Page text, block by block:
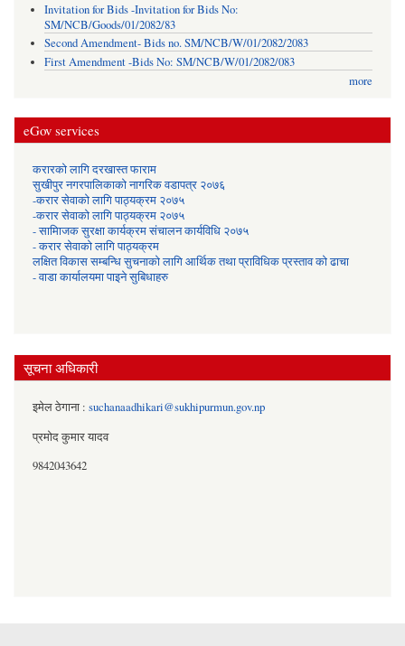
Invitation for Bids -Invitation for Bids No:
SM/NCB/Goods/01/2082/83
Second Amendment- Bids no. SM/NCB/W/01/2082/2083
First Amendment -Bids No: SM/NCB/W/01/2082/083
more
eGov services
करारको लागि दरखास्त फाराम
सुखीपुर नगरपालिकाको नागरिक वडापत्र २०७६
-करार सेवाकाे लागि पाठ्यक्रम २०७५
-करार सेवाकाे लागि पाठ्यक्रम २०७५
- सामािजक सुरक्षा कार्यक्रम संचालन कार्यविधि २०७५
- करार सेवाको लागि पाठ्यक्रम
लक्षित विकास सम्बन्धि सुचनाको लागि आर्थिक तथा प्राविधिक प्रस्ताव को ढाचा
- वाडा कार्यालयमा पाइने सुबिधाहरु
सूचना अधिकारी
इमेल ठेगाना : suchanaadhikari@sukhipurmun.gov.np
प्रमोद कुमार यादव
9842043642